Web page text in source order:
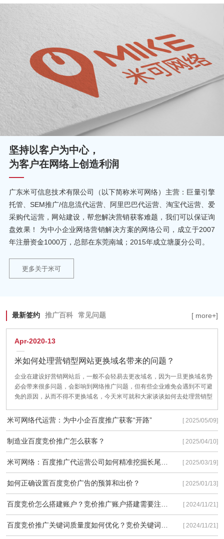
坚持以客户为中心，
为客户在网络上创造利润
广东米可信息技术有限公司（以下简称米可网络）主营：巨量引擎
托管、SEM推广/信息流代运营、阿里巴巴代运营、淘宝代运营、爱
采购代运营，网站建设，帮您解决营销获客难题，我们可以保证询
盘效果！ 为中小企业网络营销解决方案的网络公司，成立于2007
年注册资金1000万，总部在东莞南城；2015年成立塘厦分公司。
更多关于米可
最新签约 推广百科 常见问题 [ more+]
Apr-2020-13
米如何处理营销型网站更换域名带来的问题？
企业在建设好营销网站后，一般不会轻易去更改域名，因为一旦更换域名势
必会带来很多问题，会影响到网络推广问题，但有些企业难免会遇到不可避
免的原因，从而不得不更换域名，今天米可就和大家谈谈如何去处理营销型
米可网络代运营：为中小企百度推广获客“开路” [ 2025/05/09]
制造业百度竞价推广怎么获客？ [ 2025/04/10]
[ 2025/03/19]
如何正确设置百度竞价广告的预算和出价？ [ 2025/01/13]
[ 2024/11/21]
[ 2024/11/21]